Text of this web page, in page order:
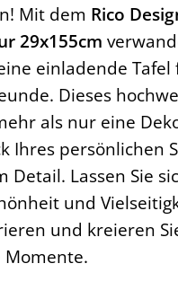
Mit dem Rico
29x155cm
einladende Tafel
Dieses
als nur eine
Ihres persönlichen
Detail. Lassen Sie
und
und kreieren
Momente.